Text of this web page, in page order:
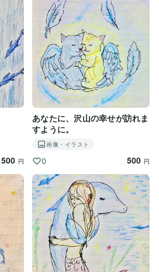
ブログにて、占星術の知識を発信
blogs/2604741☆
500 円
あなたに、沢山の幸せが訪れま
すように。
画像・イラスト
0 500 円